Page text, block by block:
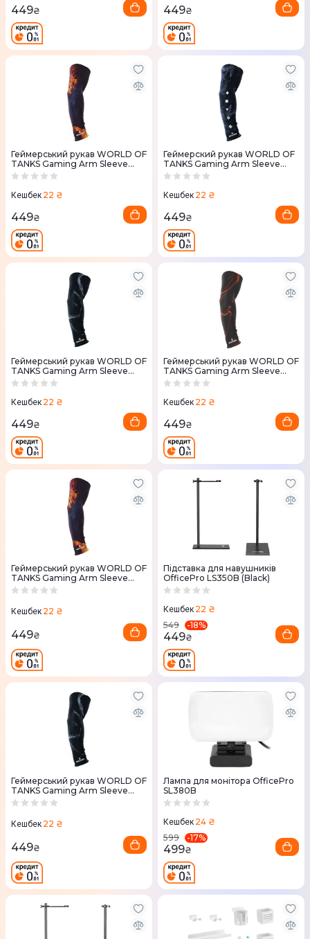
449₴ 449₴
Геймерський рукав WORLD OF
TANKS Gaming Arm Sleeve
03D (ВоТ) L
Кешбек 22 ₴
449₴
Геймерский рукав WORLD OF
TANKS Gaming Arm Sleeve
05D (WoT) XL, 1шт
Кешбек 22 ₴
449₴
Геймерський рукав WORLD OF
TANKS Gaming Arm Sleeve
02D (ВоТ) L
Кешбек 22 ₴
449₴
Геймерський рукав WORLD OF
TANKS Gaming Arm Sleeve
04D (ВоТ) XL, 1шт
Кешбек 22 ₴
449₴
Геймерський рукав WORLD OF
TANKS Gaming Arm Sleeve
03D (ВоТ) XL
Кешбек 22 ₴
449₴
Підставка для навушників
OfficePro LS350B (Black)
Кешбек 22 ₴
549
-18%
449₴
Геймерський рукав WORLD OF
TANKS Gaming Arm Sleeve
02D (ВоТ) M
Кешбек 22 ₴
449₴
Лампа для монітора OfficePro
SL380B
Кешбек 24 ₴
599
-17%
499₴